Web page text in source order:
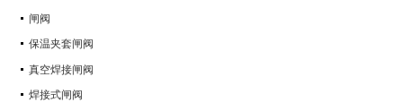
闸阀
保温夹套闸阀
真空焊接闸阀
焊接式闸阀